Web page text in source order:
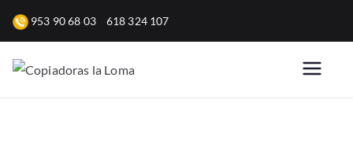
953 90 68 03 618 324 107
Copiadoras
Venta, alquiler y reparación
de fotocopiadoras y equipos